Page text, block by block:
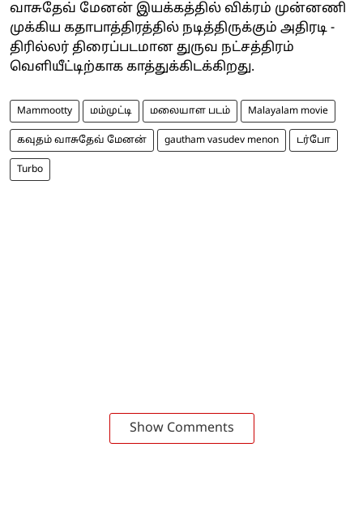
வாசுதேவ் மேனன் இயக்கத்தில் விக்ரம் முன்னணி
முக்கிய கதாபாத்திரத்தில் நடித்திருக்கும் அதிரடி -
திரில்லர் திரைப்படமான துருவ நட்சத்திரம்
வெளியீட்டிற்காக காத்துக்கிடக்கிறது.
Mammootty மம்முட்டி மலையாள படம் Malayalam movie
கவுதம் வாசுதேவ் மேனன் gautham vasudev menon டர்போ
Turbo
Show Comments